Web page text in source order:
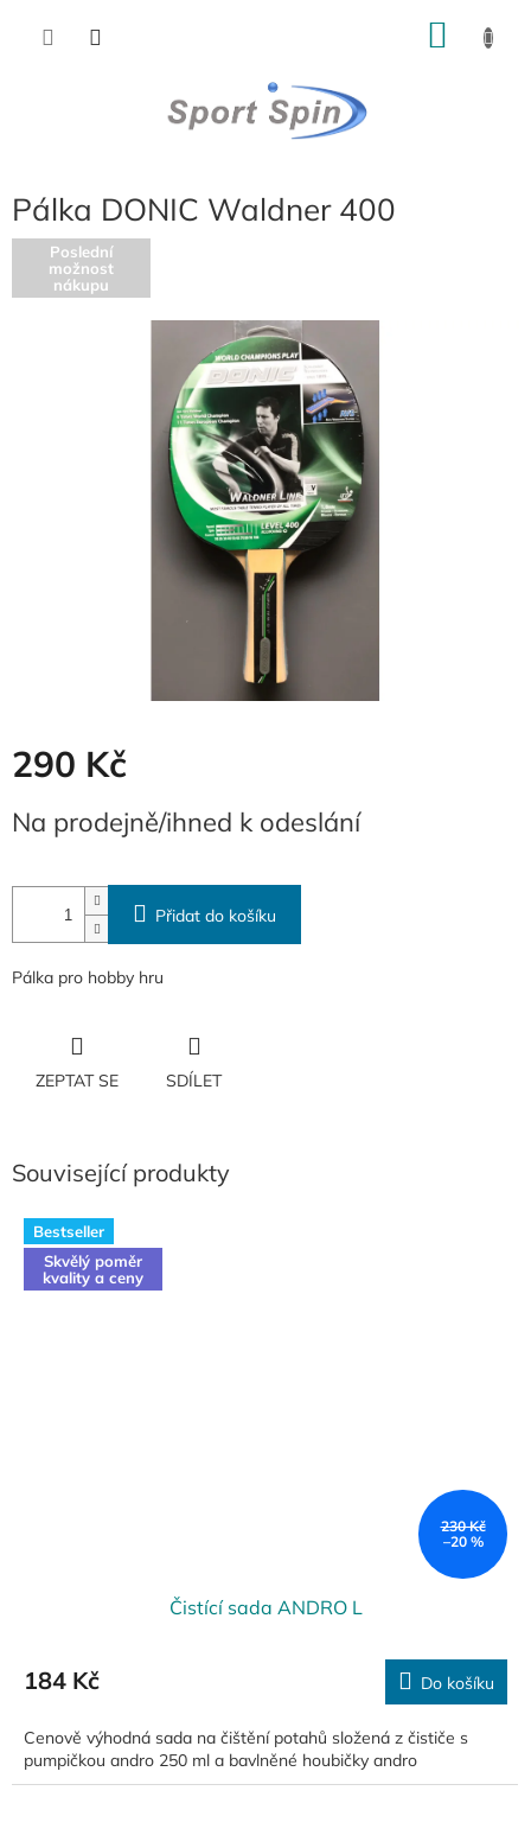
Pálka DONIC Waldner 400
Poslední
možnost
nákupu
290 Kč
cena:
Na prodejně/ihned k odeslání
Přidat do košíku
Pálka pro hobby hru
ZEPTAT SE SDÍLET
Související produkty
Bestseller
Skvělý poměr
kvality a ceny
230 Kč
–20 %
Čistící sada ANDRO L
184 Kč Do košíku
Cenově výhodná sada na čištění potahů složená z čističe s
pumpičkou andro 250 ml a bavlněné houbičky andro